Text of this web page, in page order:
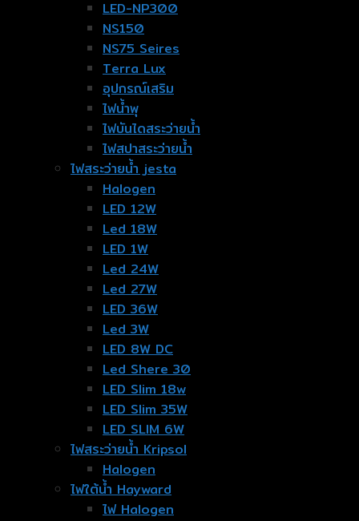
LED-NP300
NS150
NS75 Seires
Terra Lux
อุปกรณ์เสริม
ไฟน้ำพุ
ไฟบันไดสระว่ายน้ำ
ไฟสปาสระว่ายน้ำ
ไฟสระว่ายน้ำ jesta
Halogen
LED 12W
Led 18W
LED 1W
Led 24W
Led 27W
LED 36W
Led 3W
LED 8W DC
Led Shere 30
LED Slim 18w
LED Slim 35W
LED SLIM 6W
ไฟสระว่ายน้ำ Kripsol
Halogen
ไฟใต้น้ำ Hayward
ไฟ Halogen